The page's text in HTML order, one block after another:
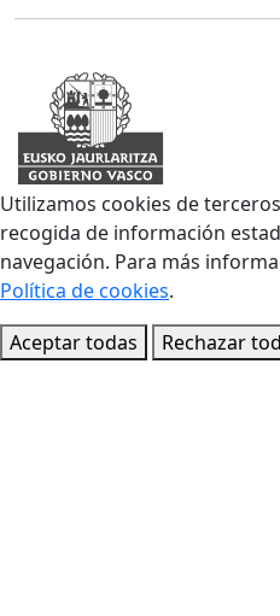
Utilizamos cookies de
recogida de información
navegación. Para más
Política de cookies.
Aceptar todas
Rechazar